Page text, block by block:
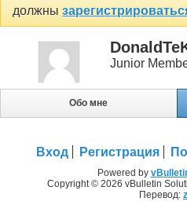
должны
Junior
Обо мне
Вход Регистрация
Powered by
Copyright © 2026 vBulletin
Перевод: